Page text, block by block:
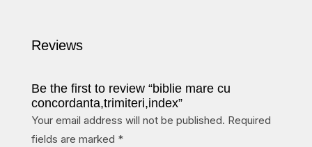
Reviews
Be the first to review “biblie mare cu
concordanta,trimiteri,index”
Your email address will not be published. Required
fields are marked *